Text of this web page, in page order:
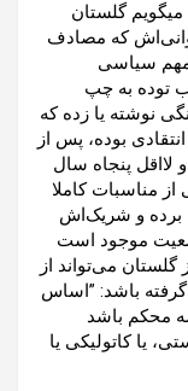
گلستان
که مصادف
مهم سیاسی
توده به چپ
نوشته یا زده که
بوده، پس از
پنجاه سال
از مناسبات کاملا
برده و شریک‌اش
موجود است
گلستان می‌تواند از
باشد: ”اساس
محکم باشد
یا کاتولیکی یا